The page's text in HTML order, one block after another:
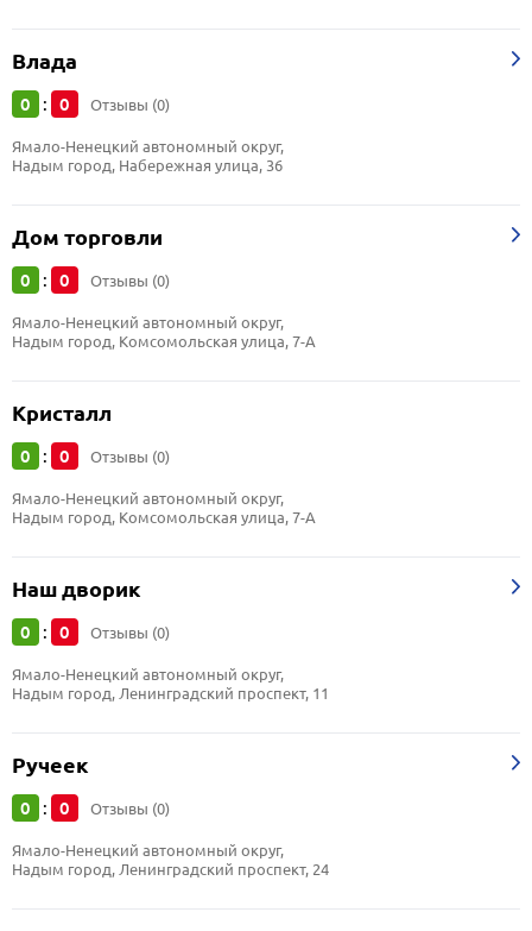
Влада
0 : 0 Отзывы (0)
Ямало-Ненецкий автономный округ,
Надым город, Набережная улица, 36
Дом торговли
0 : 0 Отзывы (0)
Ямало-Ненецкий автономный округ,
Надым город, Комсомольская улица, 7-А
Кристалл
0 : 0 Отзывы (0)
Ямало-Ненецкий автономный округ,
Надым город, Комсомольская улица, 7-А
Наш дворик
0 : 0 Отзывы (0)
Ямало-Ненецкий автономный округ,
Надым город, Ленинградский проспект, 11
Ручеек
0 : 0 Отзывы (0)
Ямало-Ненецкий автономный округ,
Надым город, Ленинградский проспект, 24